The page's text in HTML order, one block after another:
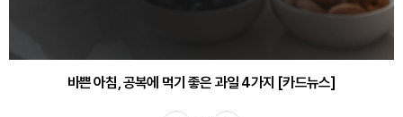
바쁜 아침, 공복에 먹기 좋은 과일 4가지 [카드뉴스]